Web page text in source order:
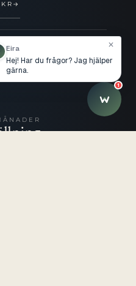
→
Eira
Hej! Har du frågor? Jag hjälper
gärna.
close
1